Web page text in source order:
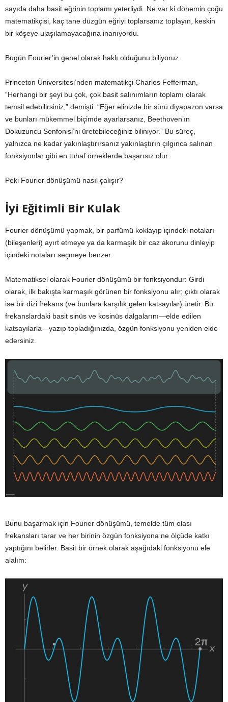
sayıda daha basit eğrinin toplamı yeterliydi. Ne var ki dönemin çoğu
matematikçisi, kaç tane düzgün eğriyi toplarsanız toplayın, keskin
bir köşeye ulaşılamayacağına inanıyordu.
Bugün Fourier’in genel olarak haklı olduğunu biliyoruz.
Princeton Üniversitesi’nden matematikçi Charles Fefferman,
“Herhangi bir şeyi bu çok, çok basit salınımların toplamı olarak
temsil edebilirsiniz,” demişti. “Eğer elinizde bir sürü diyapazon varsa
ve bunları mükemmel biçimde ayarlarsanız, Beethoven’ın
Dokuzuncu Senfonisi’ni üretebileceğiniz biliniyor.” Bu süreç,
yalnızca ne kadar yakınlaştırırsanız yakınlaştırın çılgınca salınan
fonksiyonlar gibi en tuhaf örneklerde başarısız olur.
Peki Fourier dönüşümü nasıl çalışır?
İyi Eğitimli Bir Kulak
Fourier dönüşümü yapmak, bir parfümü koklayıp içindeki notaları
(bileşenleri) ayırt etmeye ya da karmaşık bir caz akorunu dinleyip
içindeki notaları seçmeye benzer.
Matematiksel olarak Fourier dönüşümü bir fonksiyondur: Girdi
olarak, ilk bakışta karmaşık görünen bir fonksiyonu alır; çıktı olarak
ise bir dizi frekans (ve bunlara karşılık gelen katsayılar) üretir. Bu
frekanslardaki basit sinüs ve kosinüs dalgalarını—elde edilen
katsayılarla—yazıp topladığınızda, özgün fonksiyonu yeniden elde
edersiniz.
Bunu başarmak için Fourier dönüşümü, temelde tüm olası
frekansları tarar ve her birinin özgün fonksiyona ne ölçüde katkı
yaptığını belirler. Basit bir örnek olarak aşağıdaki fonksiyonu ele
alalım: